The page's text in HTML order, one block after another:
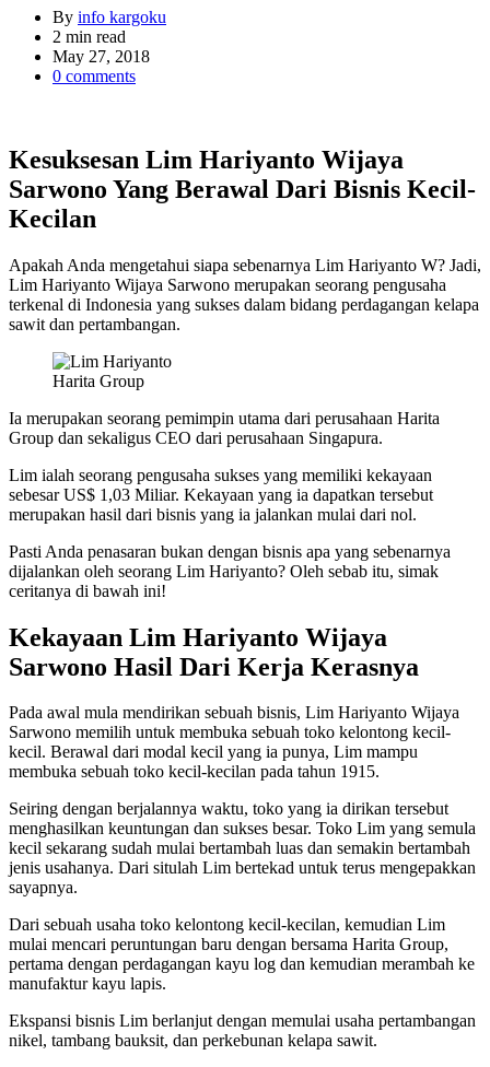
By info kargoku
Estimated
read
time
2 min read
May 27, 2018
0 comments
Kesuksesan Lim Hariyanto Wijaya
Sarwono Yang Berawal Dari Bisnis Kecil-
Kecilan
Apakah Anda mengetahui siapa sebenarnya Lim Hariyanto W? Jadi,
Lim Hariyanto Wijaya Sarwono merupakan seorang pengusaha
terkenal di Indonesia yang sukses dalam bidang perdagangan kelapa
sawit dan pertambangan.
Harita Group
Ia merupakan seorang pemimpin utama dari perusahaan Harita
Group dan sekaligus CEO dari perusahaan Singapura.
Lim ialah seorang pengusaha sukses yang memiliki kekayaan
sebesar US$ 1,03 Miliar. Kekayaan yang ia dapatkan tersebut
merupakan hasil dari bisnis yang ia jalankan mulai dari nol.
Pasti Anda penasaran bukan dengan bisnis apa yang sebenarnya
dijalankan oleh seorang Lim Hariyanto? Oleh sebab itu, simak
ceritanya di bawah ini!
Kekayaan Lim Hariyanto Wijaya
Sarwono Hasil Dari Kerja Kerasnya
Pada awal mula mendirikan sebuah bisnis, Lim Hariyanto Wijaya
Sarwono memilih untuk membuka sebuah toko kelontong kecil-
kecil. Berawal dari modal kecil yang ia punya, Lim mampu
membuka sebuah toko kecil-kecilan pada tahun 1915.
Seiring dengan berjalannya waktu, toko yang ia dirikan tersebut
menghasilkan keuntungan dan sukses besar. Toko Lim yang semula
kecil sekarang sudah mulai bertambah luas dan semakin bertambah
jenis usahanya. Dari situlah Lim bertekad untuk terus mengepakkan
sayapnya.
Dari sebuah usaha toko kelontong kecil-kecilan, kemudian Lim
mulai mencari peruntungan baru dengan bersama Harita Group,
pertama dengan perdagangan kayu log dan kemudian merambah ke
manufaktur kayu lapis.
Ekspansi bisnis Lim berlanjut dengan memulai usaha pertambangan
nikel, tambang bauksit, dan perkebunan kelapa sawit.